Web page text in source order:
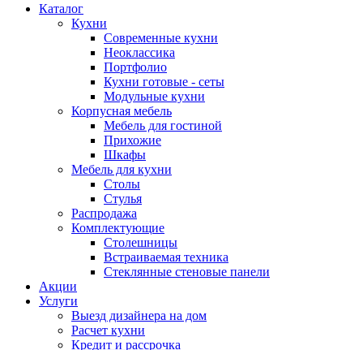
Каталог
Кухни
Современные кухни
Неоклассика
Портфолио
Кухни готовые - сеты
Модульные кухни
Корпусная мебель
Мебель для гостиной
Прихожие
Шкафы
Мебель для кухни
Столы
Стулья
Распродажа
Комплектующие
Столешницы
Встраиваемая техника
Стеклянные стеновые панели
Акции
Услуги
Выезд дизайнера на дом
Расчет кухни
Кредит и рассрочка